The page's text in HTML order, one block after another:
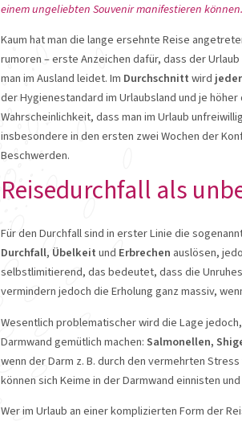
einem ungeliebten Souvenir manifestieren können.
Kaum hat man die lange ersehnte Reise
rumoren – erste Anzeichen dafür, dass der
man im Ausland leidet. Im Durchschnittwirdjeder
der Hygienestandard im Urlaubsland und je
Wahrscheinlichkeit, dass man im Urlaub
insbesondere in den ersten zwei Wochen der
Beschwerden.
Reisedurchfall als
Für den Durchfall sind in erster Linie die
Durchfall, Übelkeitund Erbrechen auslösen,
selbstlimitierend, das bedeutet, dass die
vermindern jedoch die Erholung ganz massiv,
Wesentlich problematischer wird die Lage
Darmwand gemütlich machen:Salmonellen,
wenn der Darm z. B. durch den vermehrten
können sich Keime in der Darmwand einnisten
Wer im Urlaub an einer komplizierten Form der